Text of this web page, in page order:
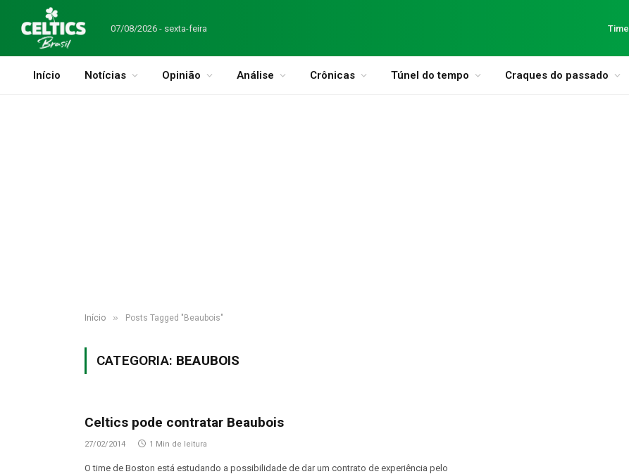
07/08/2026 - sexta-feira Time
Início Notícias Opinião Análise Crônicas Túnel do tempo Craques do passado
Início » Posts Tagged "Beaubois"
CATEGORIA: BEAUBOIS
Celtics pode contratar Beaubois
27/02/2014 1 Min de leitura
O time de Boston está estudando a possibilidade de dar um contrato de experiência pelo